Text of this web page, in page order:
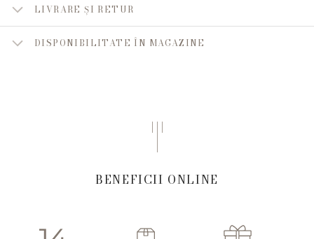
LIVRARE ȘI RETUR
DISPONIBILITATE ÎN MAGAZINE
BENEFICII ONLINE